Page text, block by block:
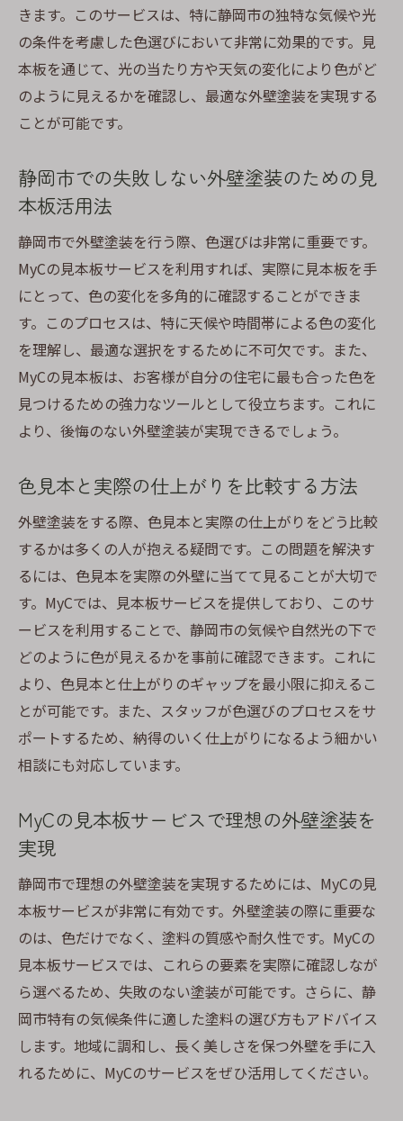
きます。このサービスは、特に静岡市の独特な気候や光
の条件を考慮した色選びにおいて非常に効果的です。見
本板を通じて、光の当たり方や天気の変化により色がど
のように見えるかを確認し、最適な外壁塗装を実現する
ことが可能です。
静岡市での失敗しない外壁塗装のための見
本板活用法
静岡市で外壁塗装を行う際、色選びは非常に重要です。
MyCの見本板サービスを利用すれば、実際に見本板を手
にとって、色の変化を多角的に確認することができま
す。このプロセスは、特に天候や時間帯による色の変化
を理解し、最適な選択をするために不可欠です。また、
MyCの見本板は、お客様が自分の住宅に最も合った色を
見つけるための強力なツールとして役立ちます。これに
より、後悔のない外壁塗装が実現できるでしょう。
色見本と実際の仕上がりを比較する方法
外壁塗装をする際、色見本と実際の仕上がりをどう比較
するかは多くの人が抱える疑問です。この問題を解決す
るには、色見本を実際の外壁に当てて見ることが大切で
す。MyCでは、見本板サービスを提供しており、このサ
ービスを利用することで、静岡市の気候や自然光の下で
どのように色が見えるかを事前に確認できます。これに
より、色見本と仕上がりのギャップを最小限に抑えるこ
とが可能です。また、スタッフが色選びのプロセスをサ
ポートするため、納得のいく仕上がりになるよう細かい
相談にも対応しています。
MyCの見本板サービスで理想の外壁塗装を
実現
静岡市で理想の外壁塗装を実現するためには、MyCの見
本板サービスが非常に有効です。外壁塗装の際に重要な
のは、色だけでなく、塗料の質感や耐久性です。MyCの
見本板サービスでは、これらの要素を実際に確認しなが
ら選べるため、失敗のない塗装が可能です。さらに、静
岡市特有の気候条件に適した塗料の選び方もアドバイス
します。地域に調和し、長く美しさを保つ外壁を手に入
れるために、MyCのサービスをぜひ活用してください。